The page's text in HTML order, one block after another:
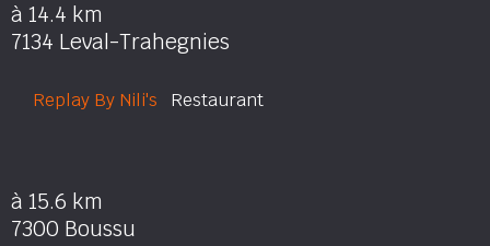
à 14.4 km
7134 Leval-Trahegnies
Replay By Nili's Restaurant
à 15.6 km
7300 Boussu